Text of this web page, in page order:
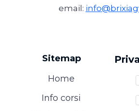
email:
Sitemap
Home
Info corsi